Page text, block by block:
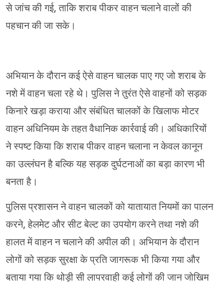
से जांच की गई, ताकि शराब पीकर वाहन चलाने वालों की
पहचान की जा सके।
अभियान के दौरान कई ऐसे वाहन चालक पाए गए जो शराब के
नशे में वाहन चला रहे थे। पुलिस ने तुरंत ऐसे वाहनों को सड़क
किनारे खड़ा कराया और संबंधित चालकों के खिलाफ मोटर
वाहन अधिनियम के तहत वैधानिक कार्रवाई की। अधिकारियों
ने स्पष्ट किया कि शराब पीकर वाहन चलाना न केवल कानून
का उल्लंघन है बल्कि यह सड़क दुर्घटनाओं का बड़ा कारण भी
बनता है।
पुलिस प्रशासन ने वाहन चालकों को यातायात नियमों का पालन
करने, हेलमेट और सीट बेल्ट का उपयोग करने तथा नशे की
हालत में वाहन न चलाने की अपील की। अभियान के दौरान
लोगों को सड़क सुरक्षा के प्रति जागरूक भी किया गया और
बताया गया कि थोड़ी सी लापरवाही कई लोगों की जान जोखिम